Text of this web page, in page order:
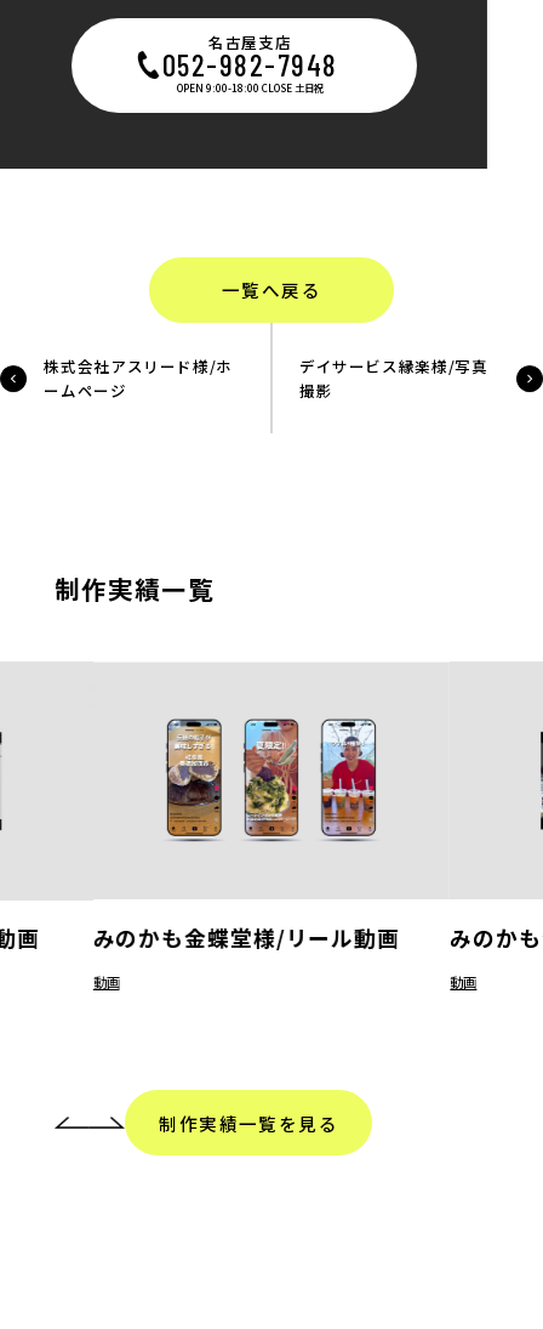
名古屋支店
052-982-7948
OPEN 9:00-18:00 CLOSE 土日祝
一覧へ戻る
株式会社アスリード様/ホ
ームページ
デイサービス縁楽様/写真
撮影
制作実績一覧
画 みのかも金蝶堂様/リール動画
動画
みのか
動画
制作実績一覧を見る